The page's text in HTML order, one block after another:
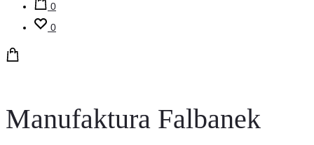
0
0
Manufaktura Falbanek